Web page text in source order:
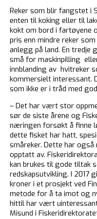
Reker som blir fangstet i
enten til koking eller til
kokt om bord i fartøyene
pris enn mindre reker
anlegg på land. En
små for maskinpilling
innblanding av hvitreker
kommersielt interessant.
som ikke er i tråd med
– Det har vært stor
sør de siste årene og
næringen forsøkt å finne
dette fisket har hatt,
småreker. Dette har
opptatt av.
kan brukes til gode tiltak
redskapsutvikling. I 2017
kroner i et prosjekt ved
metode for å ta imot og
hittil har vært
Misund i